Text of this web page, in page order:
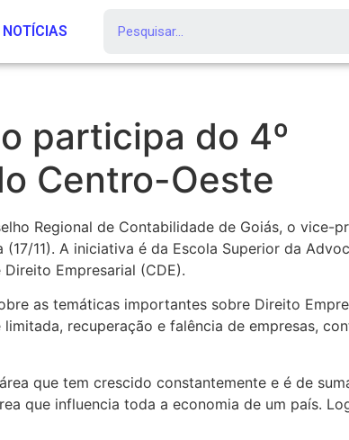
NOTÍCIAS
participa do 4º
Centro-Oeste
Regional de Contabilidade de Goiás, o vice-
11). A iniciativa é da Escola Superior da
Empresarial (CDE).
as temáticas importantes sobre Direito
recuperação e falência de empresas,
que tem crescido constantemente e é de
que influencia toda a economia de um país.